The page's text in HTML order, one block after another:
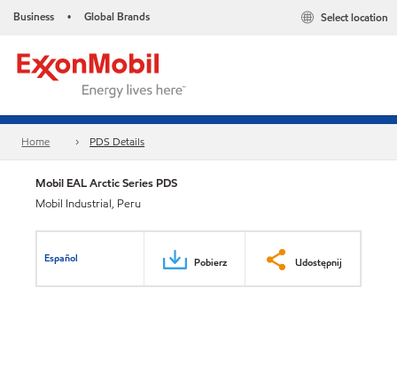
Business • Global Brands Select location
Home PDS Details
Mobil EAL Arctic Series PDS
Mobil Industrial, Peru
Español Pobierz Udostępnij